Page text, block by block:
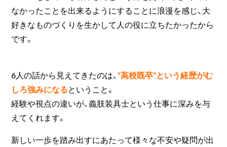
なかったことを出来るようにすることに浪漫を感じ、大
好きなものづくりを生かして人の役に立ちたかったから
です。
6人の話から見えてきたのは、“高校既卒”という経歴がむ
しろ強みになるということ。
経験や視点の違いが、義肢装具士という仕事に深みを与
えてくれます。
新しい一歩を踏み出すにあたって様々な不安や疑問が出